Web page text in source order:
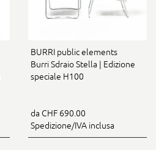
BURRI public elements
Burri Sdraio Stella | Edizione
speciale H100
da CHF 690.00
Spedizione/IVA inclusa